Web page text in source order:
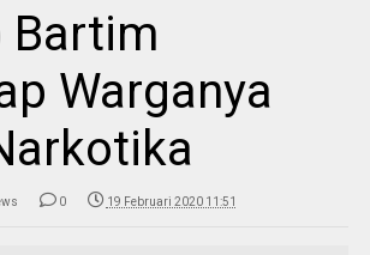
Bartim
Warganya
0 19 Februari 2020 11:51